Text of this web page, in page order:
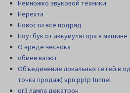
Немножко звуковой техники
Нерехта
Новости все подряд
Ноутбук от аккумулятора в машине
О вреде чеснока
обмен валют
Объединение локальных сетей в
точка продаж) vpn pptp tunnel
ог3 лампа декатрон